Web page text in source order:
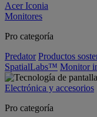
Acer Iconia
Monitores
Pro categoría
Predator Productos
SpatialLabs™ Monitor
Electrónica y accesorios
Pro categoría